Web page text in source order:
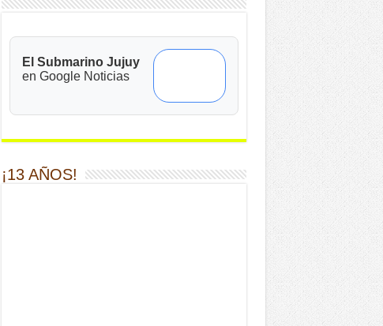
El Submarino Jujuy
en Google Noticias
¡13 AÑOS!